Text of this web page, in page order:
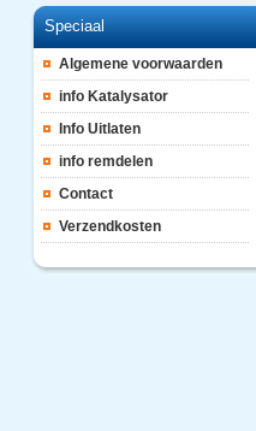
Speciaal
Algemene voorwaarden
info Katalysator
Info Uitlaten
info remdelen
Contact
Verzendkosten